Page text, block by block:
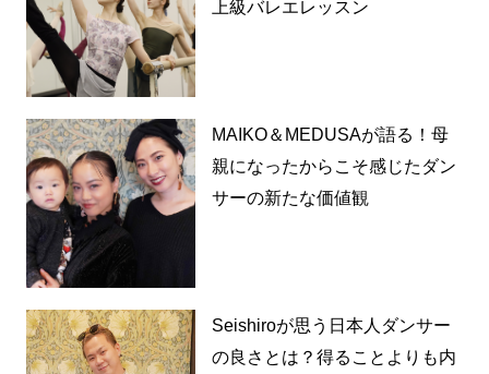
上級バレエレッスン
MAIKO＆MEDUSAが語る！母
親になったからこそ感じたダン
サーの新たな価値観
Seishiroが思う日本人ダンサー
の良さとは？得ることよりも内